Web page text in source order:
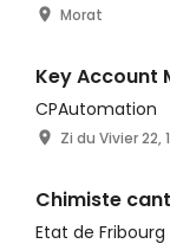
Morat
Key Account
CPAutomation
Zi du Vivier 22,
Chimiste
Etat de Fribourg